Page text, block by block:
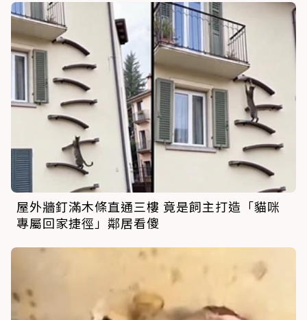
屋外牆釘滿木條直通三樓 竟是飼主打造「貓咪
專屬回家捷徑」鄰居看傻